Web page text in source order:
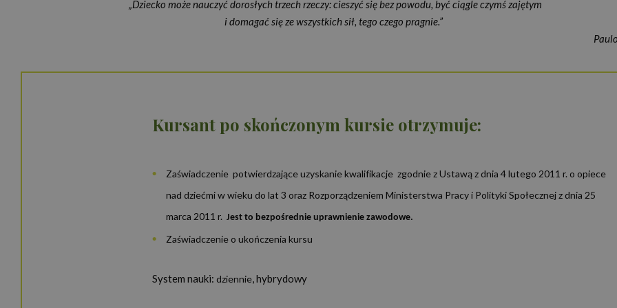
„Dziecko może nauczyć dorosłych trzech rzeczy: cieszyć się bez powodu, być ciągle czymś zajętym
i domagać się ze wszystkich sił, tego czego pragnie.”
Kursant po skończonym kursie otrzymuje:
Zaświadczenie potwierdzające uzyskanie kwalifikacje zgodnie z Ustawą z dnia 4 lutego 2011 r. o opiece
nad dziećmi w wieku do lat 3 oraz Rozporządzeniem Ministerstwa Pracy i Polityki Społecznej z dnia 25
marca 2011 r. Jest to bezpośrednie uprawnienie zawodowe.
Zaświadczenie o ukończenia kursu
System nauki: dziennie, hybrydowy
użytkownika między stronami.
przechowywania
_ga
Google LLC
.proedukacja.edu.pl
1 rok 1 miesiąc
Ta nazwa pliku cookie jest powiązana z
Analytics - co stanowi istotną aktualizację
on uwzględniony w każdym żądaniu
do obliczania danych dotyczących
kampanii na potrzeby raportów